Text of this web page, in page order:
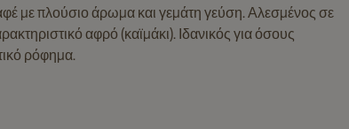
με πλούσιο άρωμα και γεμάτη γεύση. Αλεσμένος σε
αφρό (καϊμάκι). Ιδανικός για όσους
ρόφημα.